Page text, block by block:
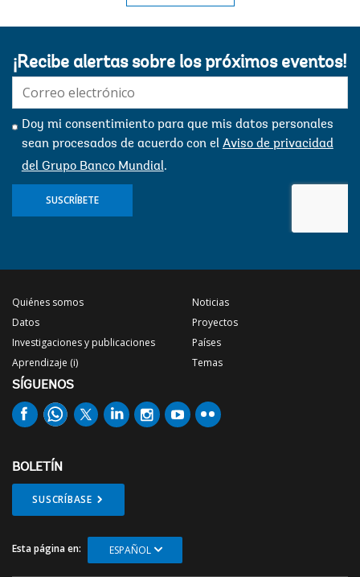
¡Recibe alertas sobre los próximos eventos!
mail:
Doy mi consentimiento para que mis datos personales
sean procesados ​​de acuerdo con el Aviso de privacidad
del Grupo Banco Mundial.
SUSCRÍBETE
Quiénes somos
Datos
Investigaciones y publicaciones
Aprendizaje (i)
Noticias
Proyectos
Países
Temas
SÍGUENOS
BOLETÍN
SUSCRÍBASE
Esta página en: ESPAÑOL